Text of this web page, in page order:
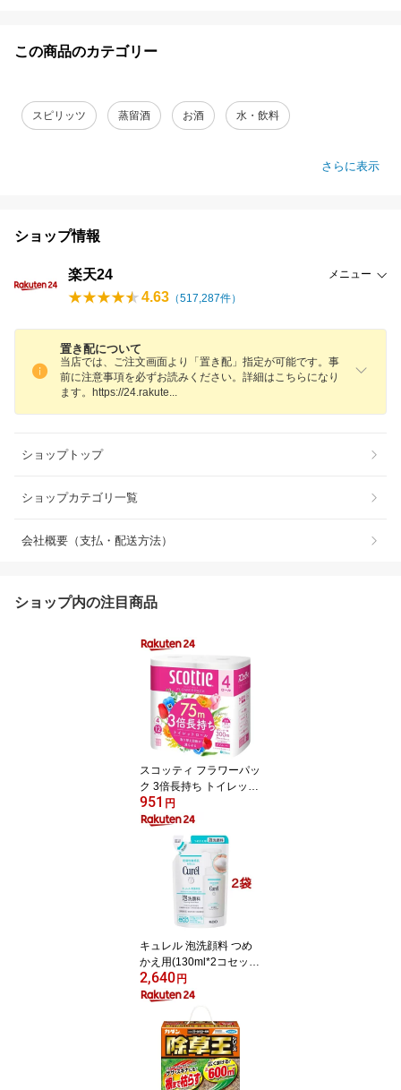
この商品のカテゴリー
スピリッツ 蒸留酒 お酒 水・飲料
さらに表示
ショップ情報
楽天24 メニュー
4.63 （517,287件）
置き配について
当店では、ご注文画面より「置き配」指定が可能です。事
前に注意事項を必ずお読みください。詳細はこちらになり
ます。https://24.rakute
ショップトップ
ショップカテゴリ一覧
会社概要（支払・配送方法）
ショップ内の注目商品
スコッティ フラワーパッ
ク 3倍長持ち トイレット
ペーパー ダブル(75m×4
ロール)【3brnd-11】【D
reg063】【x9q】【2sh2
4】【スコッティ(SCOTT
IE)】[トイレットペーパ
951 円
キュレル 泡洗顔料 つめ
かえ用(130ml*2コセッ
ト)【キュレル】
2,640 円